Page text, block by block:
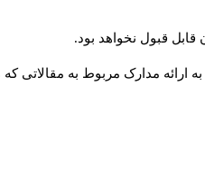
قبول نخواهد بود.
مدارک مربوط به مقالاتی که